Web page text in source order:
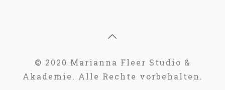
© 2020 Marianna Fleer Studio &
Akademie. Alle Rechte vorbehalten.